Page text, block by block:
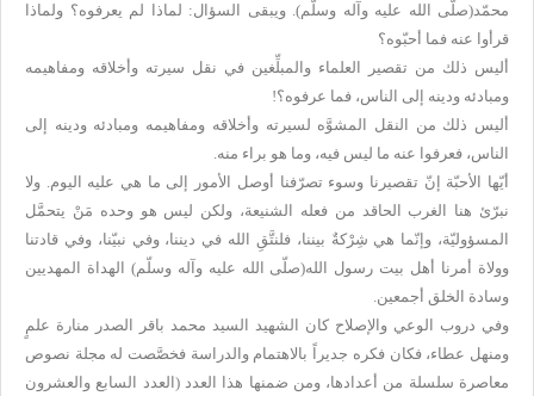
محمّد(صلّى الله عليه وآله وسلّم). ويبقى السؤال: لماذا لم يعرفوه؟ ولماذا
قرأوا عنه فما أحبّوه؟
أليس ذلك من تقصير العلماء والمبلِّغين في نقل سيرته وأخلاقه ومفاهيمه
ومبادئه ودينه إلى الناس، فما عرفوه؟!
أليس ذلك من النقل المشوَّه لسيرته وأخلاقه ومفاهيمه ومبادئه ودينه إلى
الناس، فعرفوا عنه ما ليس فيه، وما هو براء منه.
أيّها الأحبّة إنّ تقصيرنا وسوء تصرّفنا أوصل الأمور إلى ما هي عليه اليوم. ولا
نبرّئ هنا الغرب الحاقد من فعله الشنيعة، ولكن ليس هو وحده مَنْ يتحمَّل
المسؤوليّة، وإنّما هي شِرْكةٌ بيننا، فلنتَّقِ الله في ديننا، وفي نبيّنا، وفي قادتنا
وولاة أمرنا أهل بيت رسول الله(صلّى الله عليه وآله وسلّم) الهداة المهديين
وسادة الخلق أجمعين.
وفي دروب الوعي والإصلاح كان الشهيد السيد محمد باقر الصدر منارة علمٍ
ومنهل عطاء، فكان فكره جديراً بالاهتمام والدراسة فخصَّصت له مجلة نصوص
معاصرة سلسلة من أعدادها، ومن ضمنها هذا العدد (العدد السابع والعشرون